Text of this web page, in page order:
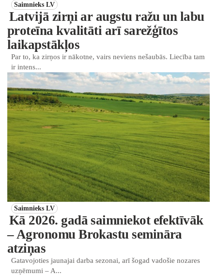
Saimnieks LV
Latvijā zirņi ar augstu ražu un labu
proteīna kvalitāti arī sarežģītos
laikapstākļos
Par to, ka zirņos ir nākotne, vairs neviens nešaubās. Liecība tam
ir intens...
Saimnieks LV
Kā 2026. gadā saimniekot efektīvāk
– Agronomu Brokastu semināra
atziņas
Gatavojoties jaunajai darba sezonai, arī šogad vadošie nozares
uzņēmumi – A...